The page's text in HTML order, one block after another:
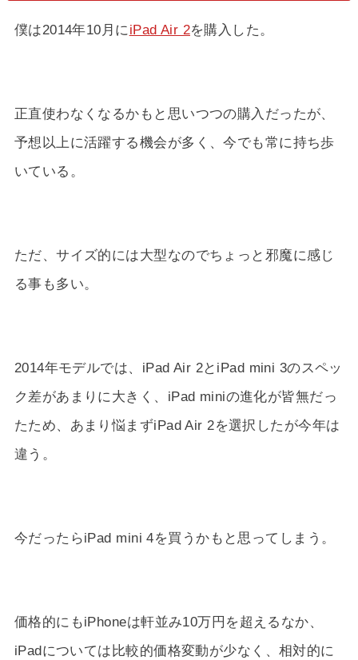
僕は2014年10月に iPad Air 2を購入した。
正直使わなくなるかもと思いつつの購入だったが、
予想以上に活躍する機会が多く、今でも常に持ち歩
いている。
ただ、サイズ的には大型なのでちょっと邪魔に感じ
る事も多い。
2014年モデルでは、iPad Air 2とiPad mini 3のスペッ
ク差があまりに大きく、iPad miniの進化が皆無だっ
たため、あまり悩まずiPad Air 2を選択したが今年は
違う。
今だったらiPad mini 4を買うかもと思ってしまう。
価格的にもiPhoneは軒並み10万円を超えるなか、
iPadについては比較的価格変動が少なく、相対的に